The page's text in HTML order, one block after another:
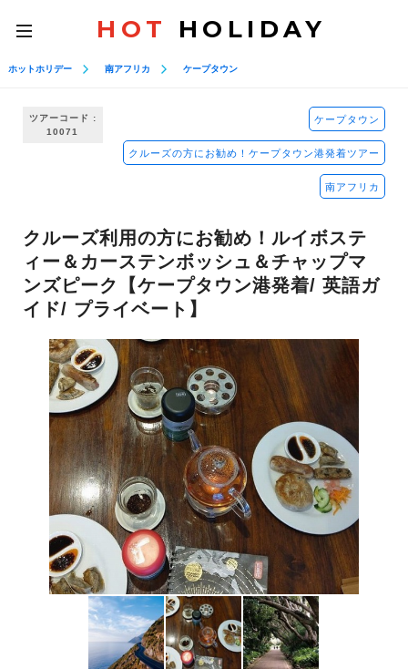
toggle
navigation
HOT HOLIDAY
ホットホリデー 南アフリカ ケープタウン
ツアーコード :
10071
ケープタウン
クルーズの方にお勧め！ケープタウン港発着ツアー
南アフリカ
クルーズ利用の方にお勧め！ルイボステ
ィー＆カーステンボッシュ＆チャップマ
ンズピーク【ケープタウン港発着/ 英語ガ
イド/ プライベート】